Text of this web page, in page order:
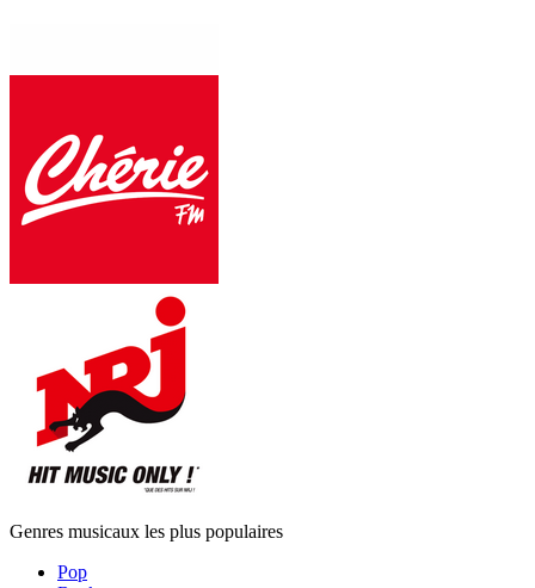
Genres musicaux les plus populaires
Pop